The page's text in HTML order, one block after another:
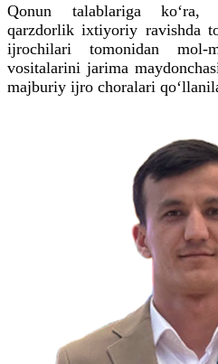
Qonun talablariga ko‘ra,
qarzdorlik ixtiyoriy ravishda
ijrochilari tomonidan mol-
vositalarini jarima
majburiy ijro choralari